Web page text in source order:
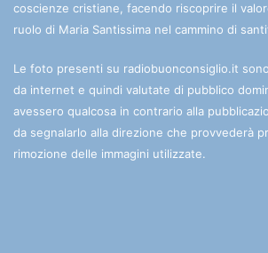
coscienze cristiane, facendo riscoprire il
ruolo di Maria Santissima nel cammino di
Le foto presenti su radiobuonconsiglio.it
da internet e quindi valutate di pubblico
avessero qualcosa in contrario alla
da segnalarlo alla direzione che provvederà
rimozione delle immagini utilizzate.